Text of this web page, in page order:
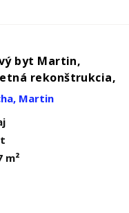
byt Martin,
rekonštrukcia,
Martin
m²